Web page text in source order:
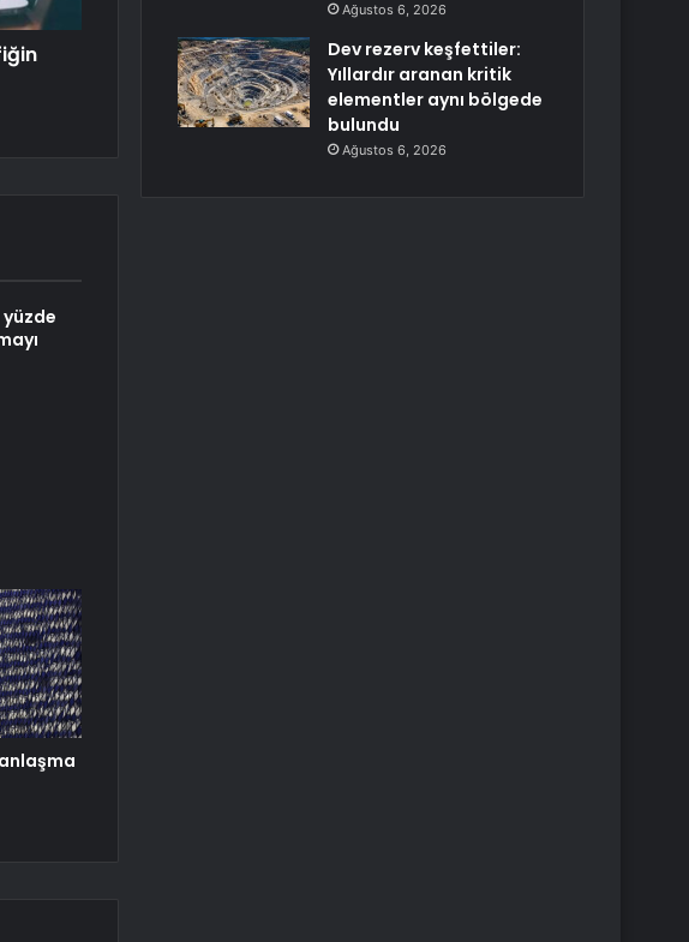
Ağustos 6, 2026
Dev rezerv keşfettiler:
Yıllardır aranan kritik
elementler aynı bölgede
bulundu
Ağustos 6, 2026